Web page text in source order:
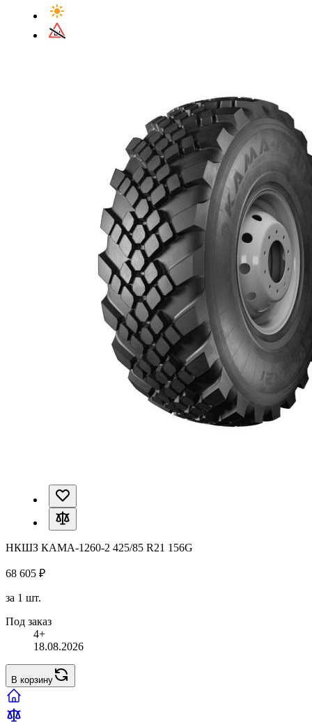
НКШЗ КАМА-1260-2 425/85 R21 156G
68 605 ₽
за 1 шт.
Под заказ
4+
18.08.2026
В корзину